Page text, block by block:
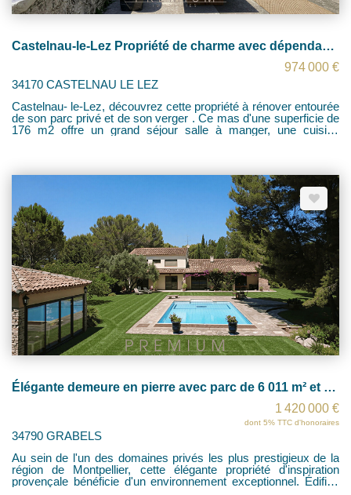
Castelnau-le-Lez Propriété de charme avec dépendance sur parc à rénover
974 000 €
34170 CASTELNAU LE LEZ
Castelnau- le-Lez, découvrez cette propriété à rénover entourée
de son parc privé et de son verger . Ce mas d'une superficie de
176 m2 offre un grand séjour salle à manger, une cuisine
l'étage, l'espace nuit comprend 4 chambres avec parquet , dont
une suite parentale avec sa salle de bain, un bureau. Une
adresse rare et préservée, offrant près de 4 000 m² de terrain
dans un environnement exceptionnel.
Élégante demeure en pierre avec parc de 6 011 m² et vue panoramique dans un domaine d'exception
1 420 000 €
dont 5% TTC d'honoraires
34790 GRABELS
Au sein de l'un des domaines privés les plus prestigieux de la
région de Montpellier, cette élégante propriété d'inspiration
provençale bénéficie d'un environnement exceptionnel. Édifiée